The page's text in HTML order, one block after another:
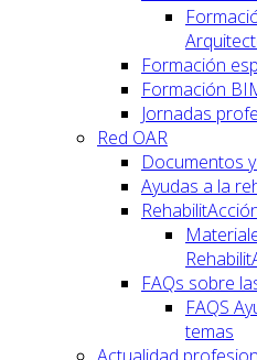
Formación
Formación
Jornadas
Red OAR
Documentos
Ayudas a la
FAQs sobre
FAQS
temas